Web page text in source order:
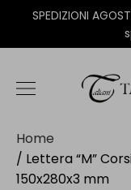
contenuto
SPEDIZIONI
Home
/ Lettera “M”
150x280x3 mm